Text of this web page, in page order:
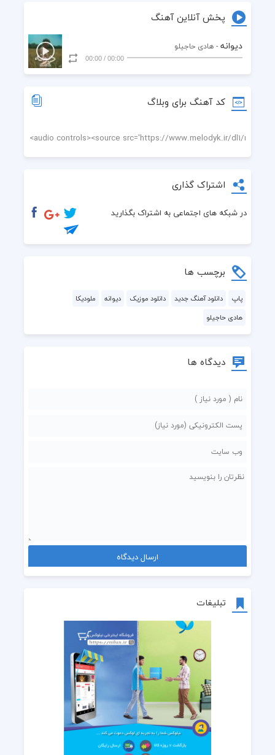
تبلیغات
همپای بغض من قصه را مرور میکنی
پخش آنلاین آهنگ
دیوانه - هادی حاجیلو
00:00
/
00:00
کد آهنگ برای وبلاگ
اشتراک گذاری
در شبکه های اجتماعی به اشتراک بگذارید
برچسب ها
پاپ دانلود آهنگ جدید دانلود موزیک دیوانه
ملودیکا
هادی حاجیلو
دیدگاه ها